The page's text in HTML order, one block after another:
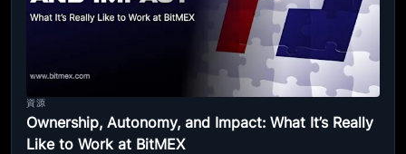
資源
Ownership, Autonomy, and Impact: What It’s Really
Like to Work at BitMEX